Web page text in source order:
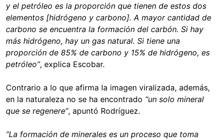
y el petróleo es la proporción que tienen de estos dos
elementos [hidrógeno y carbono]. A mayor cantidad de
carbono se encuentra la formación del carbón. Si hay
más hidrógeno, hay un gas natural. Si tiene una
proporción de 85% de carbono y 15% de hidrógeno, es
petróleo”, explica Escobar.
Contrario a lo que afirma la imagen viralizada, además,
en la naturaleza no se ha encontrado “un solo mineral
que se regenere”, apuntó Rodríguez.
“La formación de minerales es un proceso que toma